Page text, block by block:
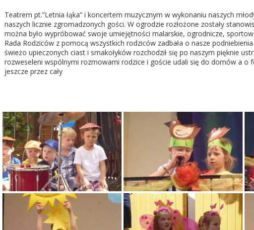
Teatrem pt.”Letnia łąka” i koncertem muzycznym w wykonaniu naszych
naszych licznie zgromadzonych gości. W ogrodzie rozłożone zostały
można było wypróbować swoje umiejętności malarskie, ogrodnicze,
Rada Rodziców z pomocą wszystkich rodziców zadbała o nasze
świeżo upieczonych ciast i smakołyków rozchodził się po naszym pięknie
rozweseleni wspólnymi rozmowami rodzice i goście udali się do domów a o
jeszcze przez cały